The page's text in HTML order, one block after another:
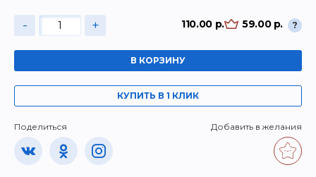
- + 110.00 р. 59.00 р. ?
В КОРЗИНУ
КУПИТЬ В 1 КЛИК
Поделиться Добавить в желания